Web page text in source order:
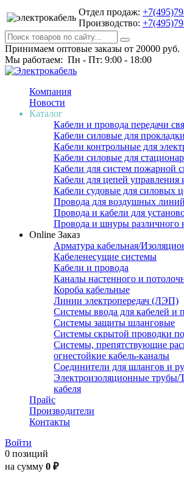
Отдел продаж:
Производство:
Принимаем оптовые заказы от 20000 руб.
Мы работаем: Пн - Пт: 9:00 - 18:00
Компания
Новости
Каталог
Кабели и провода передачи
Кабели силовые для
Кабели контрольные для
Кабели силовые для
Кабели для систем пожарной
Кабели для цепей управления
Кабели судовые для силовых
Провода для воздушных линий
Провода и кабели для
Провода и шнуры различного
Online Заказ
Арматура кабельная/
Кабеленесущие системы
Кабели и провода
Каналы настенного и
Короба кабельные
Линии электропередач (ЛЭП)
Системы ввода для кабелей и
Системы защиты шланговые
Системы скрытой проводки
Системы, препятствующие
огнестойкие кабель-каналы
Соединители для шлангов и
Электроизоляционные
кабеля
Прайс
Производители
Контакты
Войти
0 позиций
на сумму 0 ₽